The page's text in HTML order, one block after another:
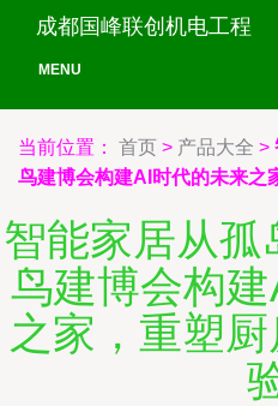
成都国峰联创机电工程
MENU
当前位置： 首页 > 产品大全 >
鸟建博会构建AI时代的未来之
智能家居从孤
鸟建博会构
之家，重塑